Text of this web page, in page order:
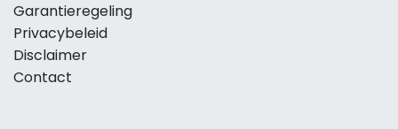
Garantieregeling
Privacybeleid
Disclaimer
Contact